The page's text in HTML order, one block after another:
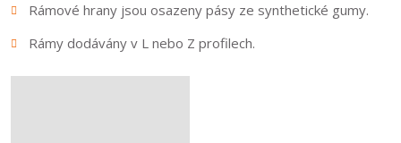
Rámové hrany jsou osazeny pásy ze synthetické gumy.
Rámy dodávány v L nebo Z profilech.